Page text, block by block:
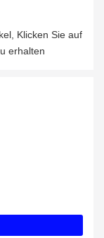
Klicken Sie auf
erhalten